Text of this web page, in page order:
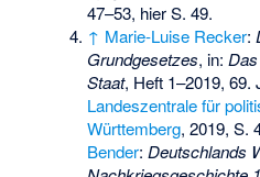
47–53, hier S. 49.
↑ Marie-Luise Recker:
Grundgesetzes, in:
Staat, Heft 1–2019, 69.
Landeszentrale für
Württemberg, 2019, S.
Bender:Deutschlands